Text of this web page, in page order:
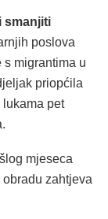
smanjiti
poslova
s migrantima u
priopćila
lukama pet
mjeseca
zahtjeva